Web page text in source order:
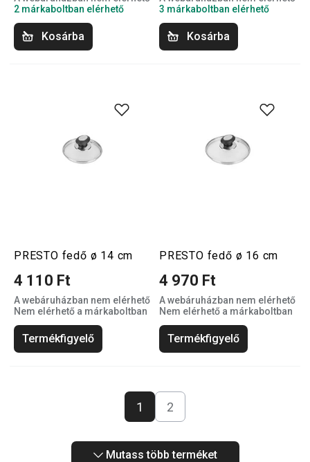
2 márkaboltban elérhető
Kosárba
3 márkaboltban elérhető
Kosárba
PRESTO fedő ø 14 cm
4 110 Ft
A webáruházban nem elérhető
Nem elérhető a márkaboltban
Termékfigyelő
PRESTO fedő ø 16 cm
4 970 Ft
A webáruházban nem elérhető
Nem elérhető a márkaboltban
Termékfigyelő
1 2
Mutass több terméket